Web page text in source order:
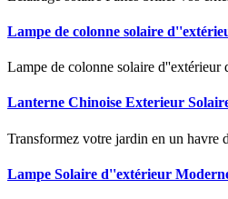
Lampe de colonne solaire
Lampe de colonne solaire
Lanterne Chinoise Exterieur
Transformez votre jardin en un havre
Lampe Solaire d''extérieur